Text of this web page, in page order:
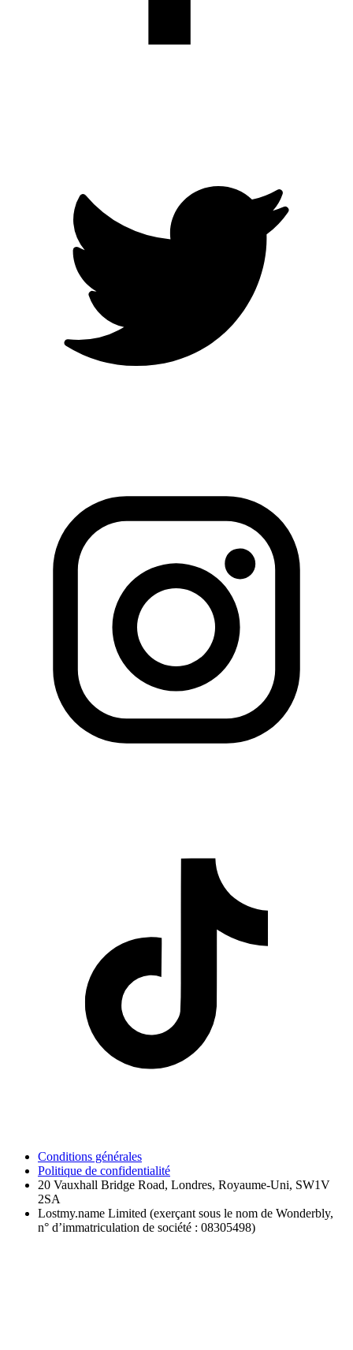
Conditions générales
Politique de confidentialité
20 Vauxhall Bridge Road, Londres, Royaume-Uni, SW1V
2SA
Lostmy.name Limited (exerçant sous le nom de Wonderbly,
n° d’immatriculation de société : 08305498)